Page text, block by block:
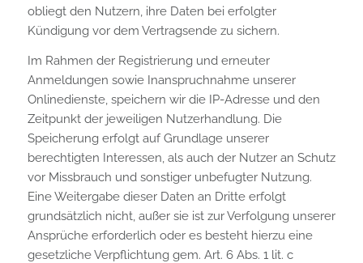
obliegt den Nutzern, ihre Daten bei erfolgter
Kündigung vor dem Vertragsende zu sichern.
Im Rahmen der Registrierung und erneuter
Anmeldungen sowie Inanspruchnahme unserer
Onlinedienste, speichern wir die IP-Adresse und den
Zeitpunkt der jeweiligen Nutzerhandlung. Die
Speicherung erfolgt auf Grundlage unserer
berechtigten Interessen, als auch der Nutzer an Schutz
vor Missbrauch und sonstiger unbefugter Nutzung.
Eine Weitergabe dieser Daten an Dritte erfolgt
grundsätzlich nicht, außer sie ist zur Verfolgung unserer
Ansprüche erforderlich oder es besteht hierzu eine
gesetzliche Verpflichtung gem. Art. 6 Abs. 1 lit. c